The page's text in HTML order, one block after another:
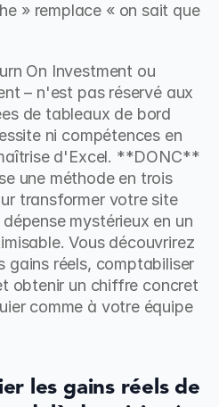
» remplace « on sait que
On Investment ou
– n'est pas réservé aux
de tableaux de bord
ni compétences en
d'Excel. **DONC**
une méthode en trois
transformer votre site
mystérieux en un
Vous découvrirez
gains réels, comptabiliser
obtenir un chiffre concret
comme à votre équipe
les gains réels de